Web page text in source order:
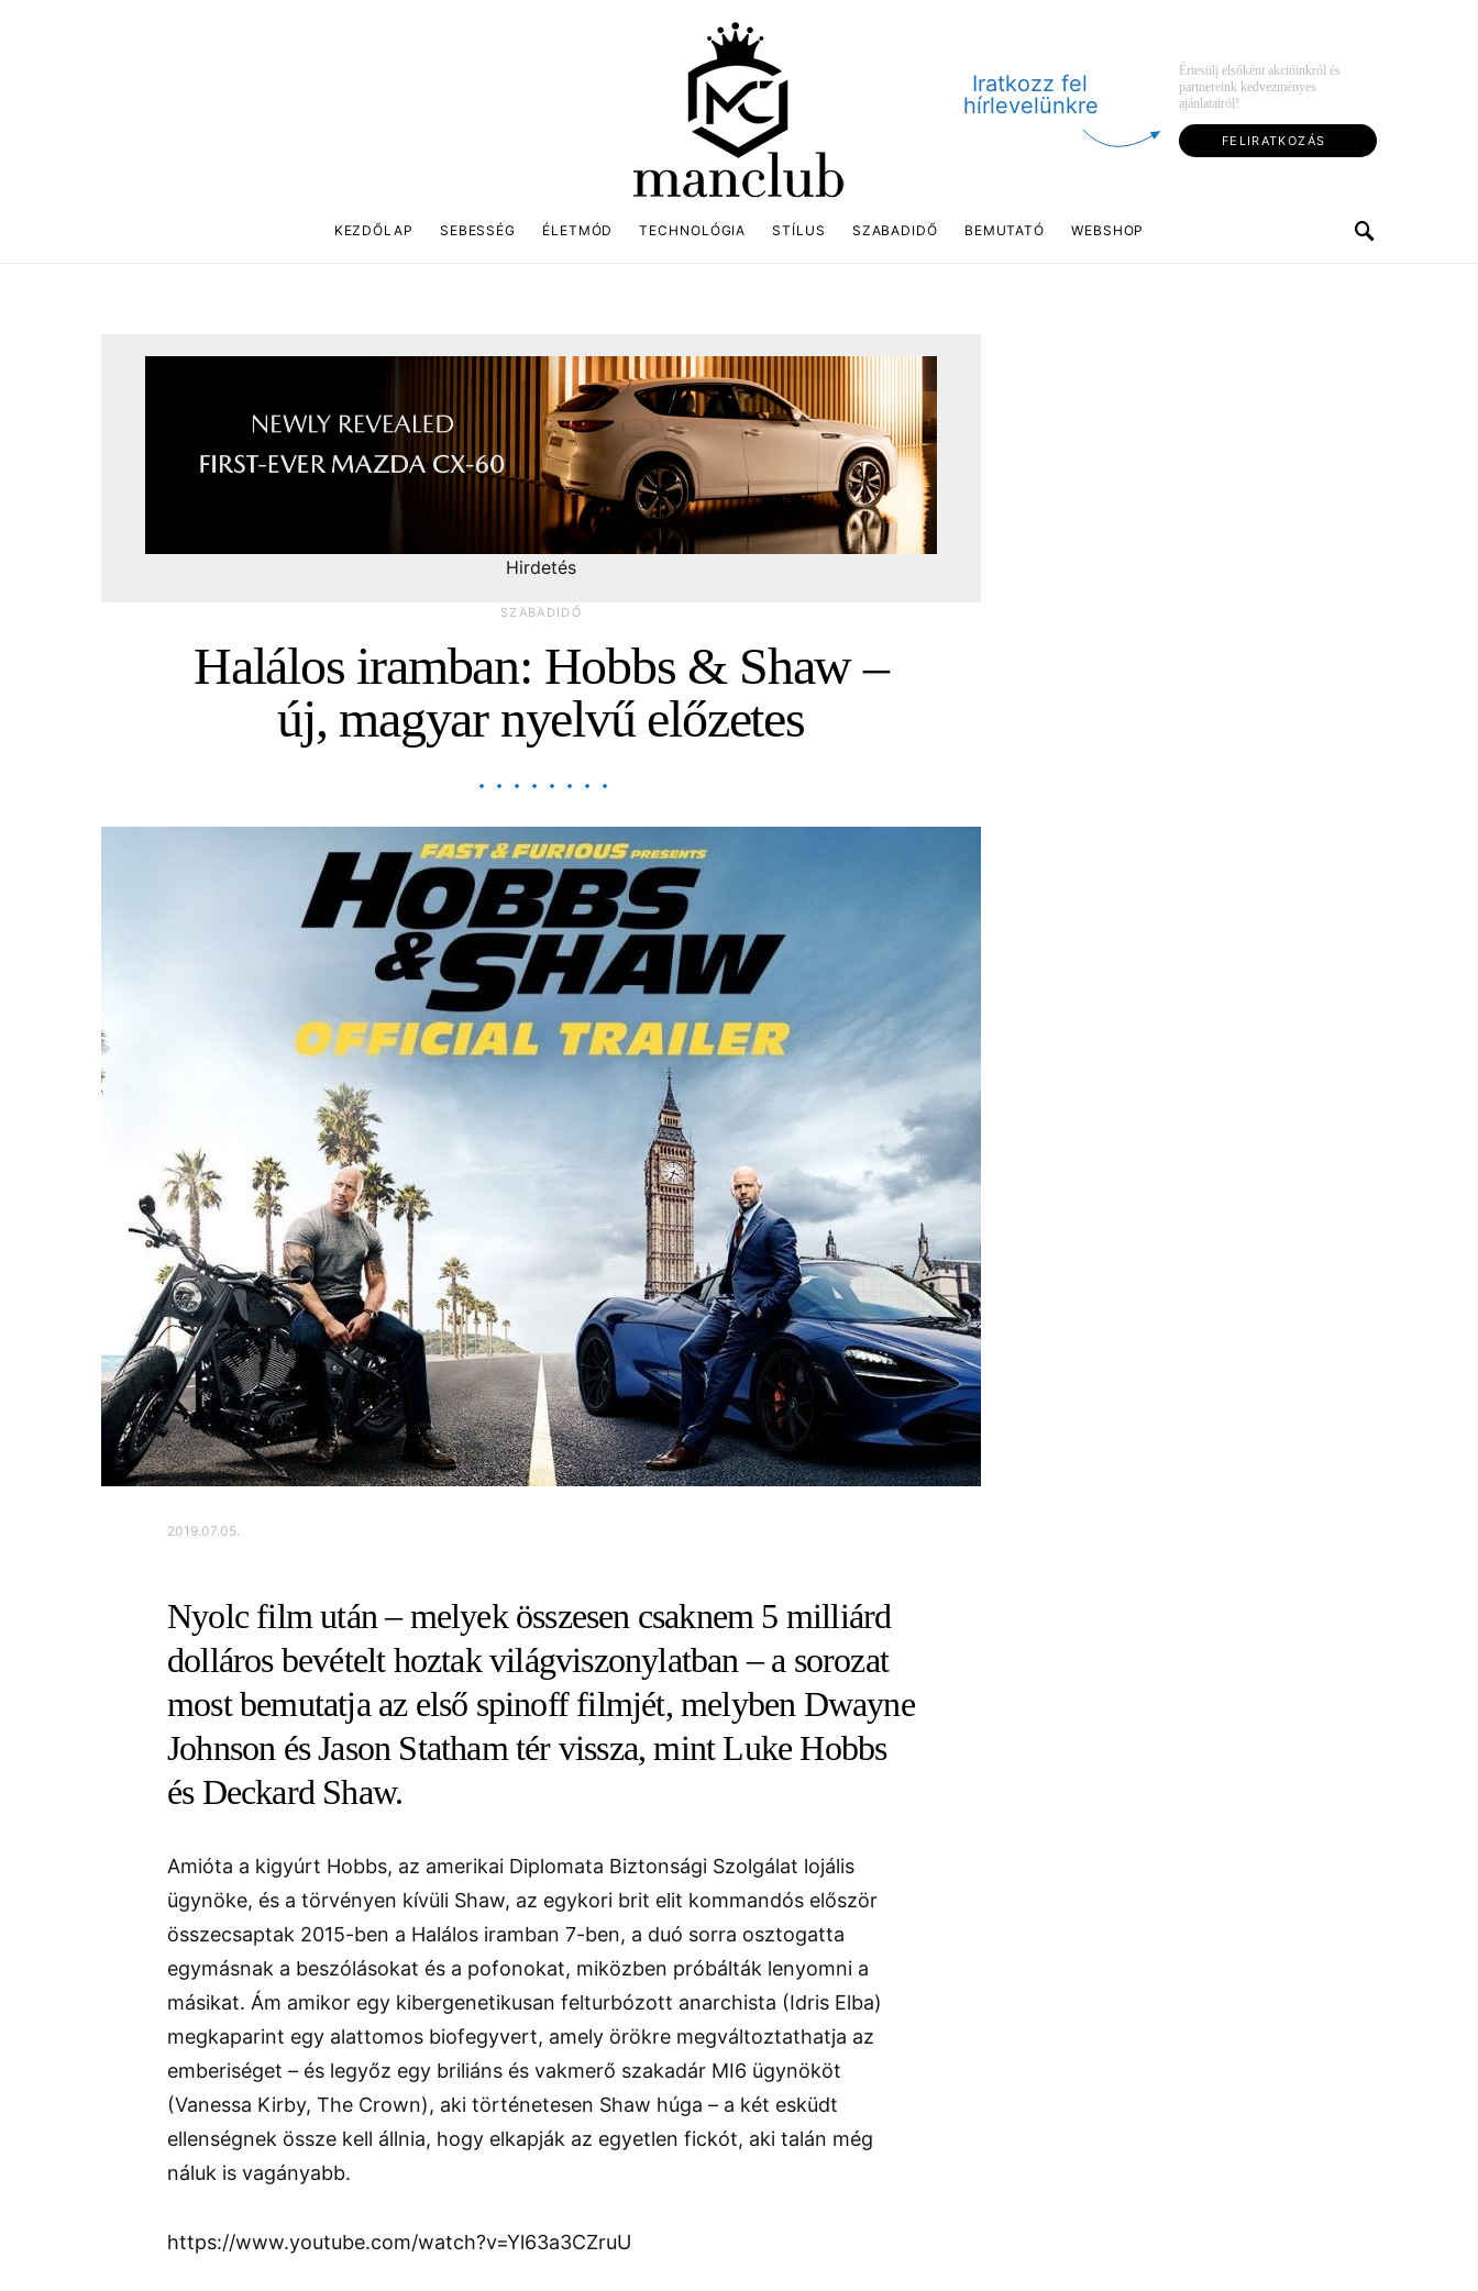
Iratkozz fel
hírlevelünkre
Értesülj elsőként akcióinkról és
partnereink kedvezményes
ajánlatairól!
FELIRATKOZÁS
KEZDŐLAP SEBESSÉG ÉLETMÓD TECHNOLÓGIA STÍLUS SZABADIDŐ BEMUTATÓ WEBSHOP
Hirdetés
SZABADIDŐ
Halálos iramban: Hobbs & Shaw –
új, magyar nyelvű előzetes
2019.07.05.
Nyolc film után – melyek összesen csaknem 5 milliárd
dolláros bevételt hoztak világviszonylatban – a sorozat
most bemutatja az első spinoff filmjét, melyben Dwayne
Johnson és Jason Statham tér vissza, mint Luke Hobbs
és Deckard Shaw.
Amióta a kigyúrt Hobbs, az amerikai Diplomata Biztonsági Szolgálat lojális
ügynöke, és a törvényen kívüli Shaw, az egykori brit elit kommandós először
összecsaptak 2015-ben a Halálos iramban 7-ben, a duó sorra osztogatta
egymásnak a beszólásokat és a pofonokat, miközben próbálták lenyomni a
másikat. Ám amikor egy kibergenetikusan felturbózott anarchista (Idris Elba)
megkaparint egy alattomos biofegyvert, amely örökre megváltoztathatja az
emberiséget – és legyőz egy briliáns és vakmerő szakadár MI6 ügynököt
(Vanessa Kirby, The Crown), aki történetesen Shaw húga – a két esküdt
ellenségnek össze kell állnia, hogy elkapják az egyetlen fickót, aki talán még
náluk is vagányabb.
https://www.youtube.com/watch?v=Yl63a3CZruU